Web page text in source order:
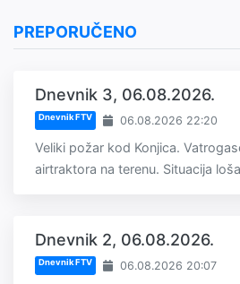
PREPORUČENO
Dnevnik 3, 06.08.2026.
Dnevnik FTV 06.08.2026 22:20
Veliki požar kod Konjica.
airtraktora na terenu. Situacija
Dnevnik 2, 06.08.2026.
Dnevnik FTV 06.08.2026 20:07